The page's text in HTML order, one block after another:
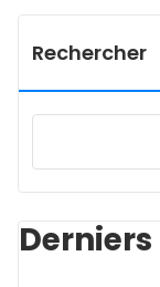
Rechercher